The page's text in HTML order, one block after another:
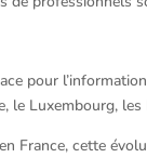
pour
le Luxembourg, les
France, cette